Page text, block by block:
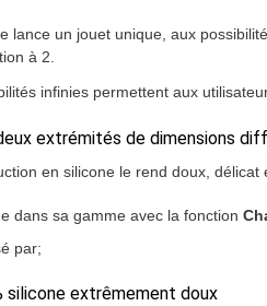
lance un jouet unique, aux
à 2.
infinies permettent aux
extrémités de dimensions
en silicone le rend doux,
dans sa gamme avec la fonction
par;
silicone extrêmement doux